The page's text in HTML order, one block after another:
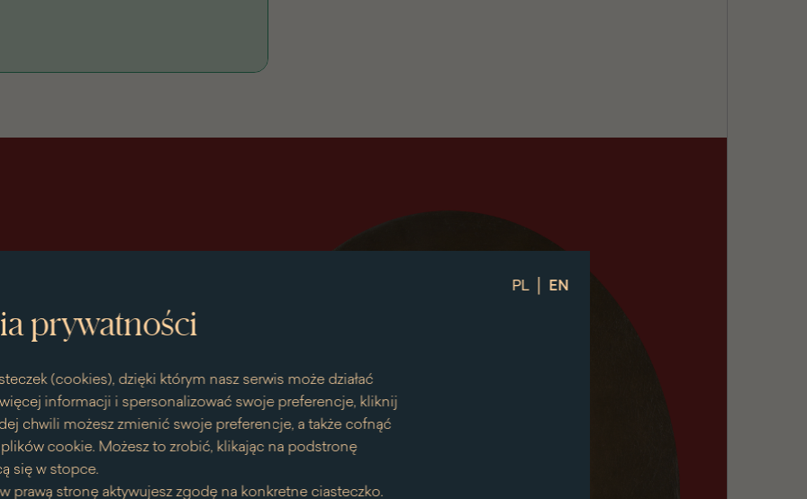
PL | EN
prywatności
(cookies), dzięki którym nasz serwis może działać
informacji i spersonalizować swoje preferencje, kliknij
chwili możesz zmienić swoje preferencje, a także cofnąć
cookie. Możesz to zrobić, klikając na podstronę
się w stopce.
prawą stronę aktywujesz zgodę na konkretne ciasteczko.